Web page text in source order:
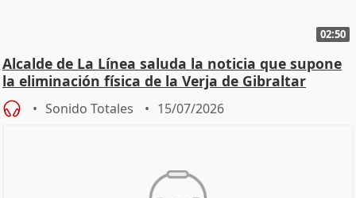
02:50
Alcalde de La Línea saluda la noticia que supone
la eliminación física de la Verja de Gibraltar
Sonido Totales 15/07/2026